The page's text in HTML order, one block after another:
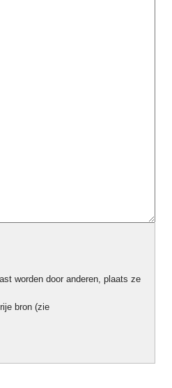
worden door anderen, plaats ze
bron (zie